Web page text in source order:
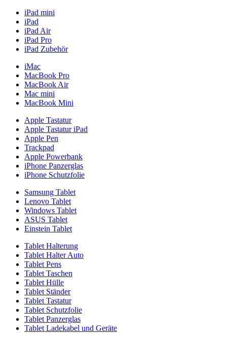
iPad mini
iPad
iPad Air
iPad Pro
iPad Zubehör
iMac
MacBook Pro
MacBook Air
Mac mini
MacBook Mini
Apple Tastatur
Apple Tastatur iPad
Apple Pen
Trackpad
Apple Powerbank
iPhone Panzerglas
iPhone Schutzfolie
Samsung Tablet
Lenovo Tablet
Windows Tablet
ASUS Tablet
Einstein Tablet
Tablet Halterung
Tablet Halter Auto
Tablet Pens
Tablet Taschen
Tablet Hülle
Tablet Ständer
Tablet Tastatur
Tablet Schutzfolie
Tablet Panzerglas
Tablet Ladekabel und Geräte